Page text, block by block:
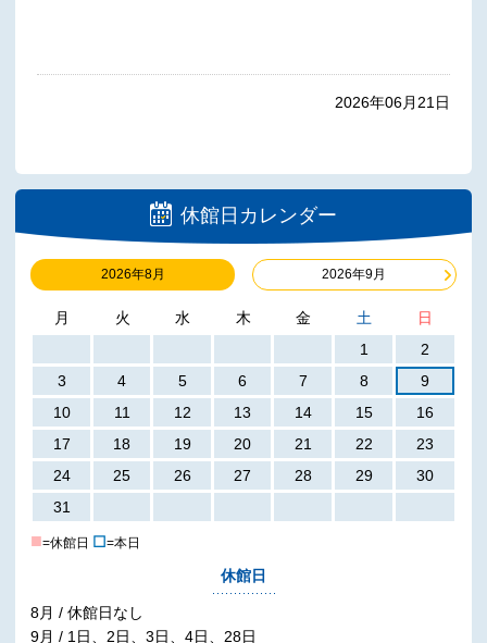
休館日カレンダー
2026年8月 2026年9月
月 火 水 木 金 土
日
1
2
3
4 5 6 7 8
9
10
11 12 13 14 15
16
17
18 19 20 21 22
23
24
25 26 27 28 29
30
31
■=休館日 ☐=本日
休館日
8月 / 休館日なし
9月 / 1日、2日、3日、4日、28日
2026年06月21日